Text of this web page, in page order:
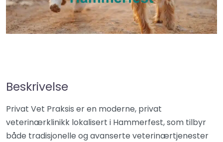
Beskrivelse
Privat Vet Praksis er en moderne, privat
veterinærklinikk lokalisert i Hammerfest, som tilbyr
både tradisjonelle og avanserte veterinærtjenester